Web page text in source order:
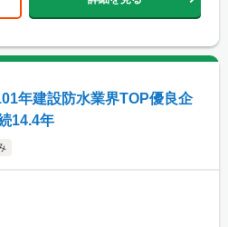
年建設防水業界TOP優良企
14.4年